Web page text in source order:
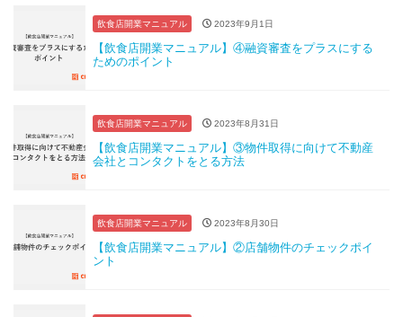
飲食店開業マニュアル 2023年9月1日
【飲食店開業マニュアル】④融資審査をプラスにする
ためのポイント
飲食店開業マニュアル 2023年8月31日
【飲食店開業マニュアル】③物件取得に向けて不動産
会社とコンタクトをとる方法
飲食店開業マニュアル 2023年8月30日
【飲食店開業マニュアル】②店舗物件のチェックポイ
ント